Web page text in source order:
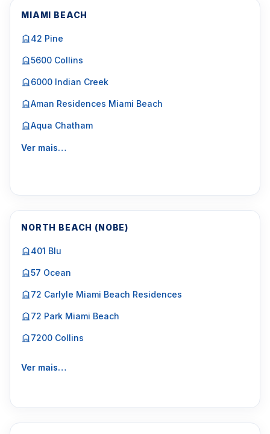
MIAMI BEACH
42 Pine
5600 Collins
6000 Indian Creek
Aman Residences Miami Beach
Aqua Chatham
Ver mais…
NORTH BEACH (NOBE)
401 Blu
57 Ocean
72 Carlyle Miami Beach Residences
72 Park Miami Beach
7200 Collins
Ver mais…